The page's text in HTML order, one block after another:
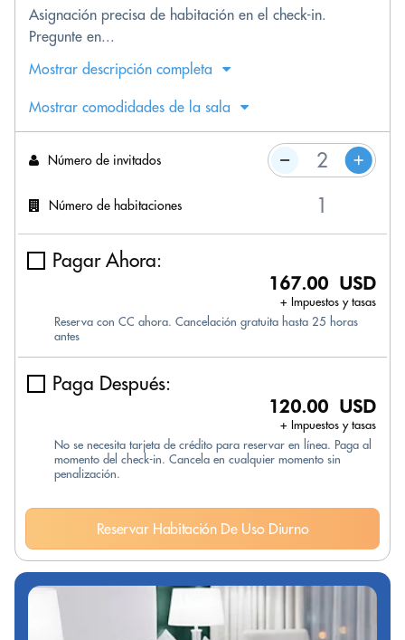
Asignación precisa de habitación en el check-in.
Pregunte en...
Mostrar descripción completa
Mostrar comodidades de la sala
Número de invitados
Número de habitaciones
Pagar Ahora:
167.00 USD
+ Impuestos y tasas
Reserva con CC ahora. Cancelación gratuita hasta 25 horas
antes
Paga Después:
120.00 USD
+ Impuestos y tasas
No se necesita tarjeta de crédito para reservar en línea. Paga al
momento del check-in. Cancela en cualquier momento sin
penalización.
Reservar Habitación De Uso Diurno